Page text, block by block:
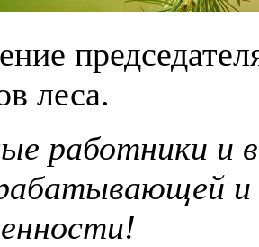
леса.
работники и